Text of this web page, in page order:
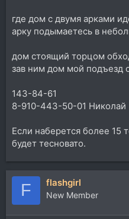
где дом с двумя арками
арку подымаетесь в
дом стоящий торцом
зав ним дом мой подъезд
143-84-61
8-910-443-50-01 Николай
Если наберется более 15
будет тесновато.
F flashgirl
New Member